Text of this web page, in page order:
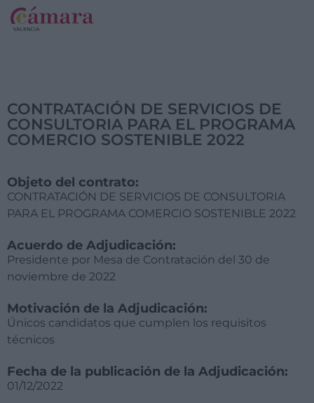
CONTRATACIÓN DE SERVICIOS DE
CONSULTORIA PARA EL PROGRAMA
COMERCIO SOSTENIBLE 2022
Objeto del contrato:
CONTRATACIÓN DE SERVICIOS DE CONSULTORIA
PARA EL PROGRAMA COMERCIO SOSTENIBLE 2022
Acuerdo de Adjudicación:
Presidente por Mesa de Contratación del 30 de
noviembre de 2022
Motivación de la Adjudicación:
Únicos candidatos que cumplen los requisitos
técnicos
Fecha de la publicación de la Adjudicación:
01/12/2022